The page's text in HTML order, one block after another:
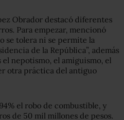
Obrador destacó diferentes
Para empezar, mencionó
se tolera ni se permite la
de la República”, además
nepotismo, el amiguismo, el
otra práctica del antiguo
el robo de combustible, y
de 50 mil millones de pesos.